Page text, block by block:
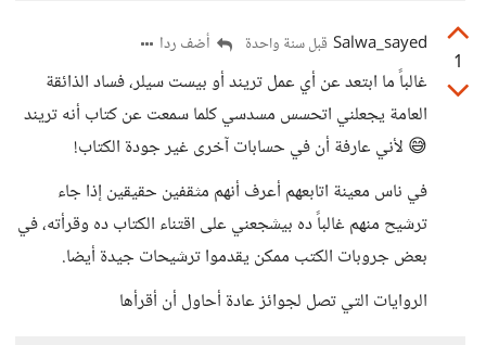
1
Salwa_sayed قبل سنة واحدة أضف ردا
غالباً ما ابتعد عن أي عمل تريند أو بيست سيلر، فساد الذائقة
العامة يجعلني اتحسس مسدسي كلما سمعت عن كتاب أنه تريند
😅 لأني عارفة أن في حسابات آخرى غير جودة الكتاب!
في ناس معينة اتابعهم أعرف أنهم مثقفين حقيقين إذا جاء
ترشيح منهم غالباً ده بيشجعني على اقتناء الكتاب ده وقرأته، في
بعض جروبات الكتب ممكن يقدموا ترشيحات جيدة أيضا.
الروايات التي تصل لجوائز عادة أحاول أن أقرأها